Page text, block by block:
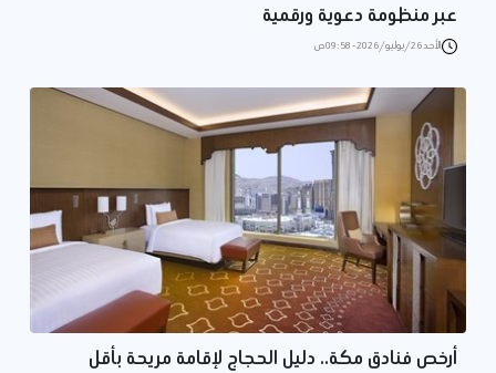
عبر منظومة دعوية ورقمية
الأحد 26/يوليو/2026 - 09:58 ص
أرخص فنادق مكة.. دليل الحجاج لإقامة مريحة بأقل